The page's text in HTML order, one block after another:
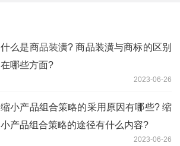
什么是商品装潢? 商品装潢与商标的区别
在哪些方面?
2023-06-26
缩小产品组合策略的采用原因有哪些? 缩
小产品组合策略的途径有什么内容?
2023-06-26